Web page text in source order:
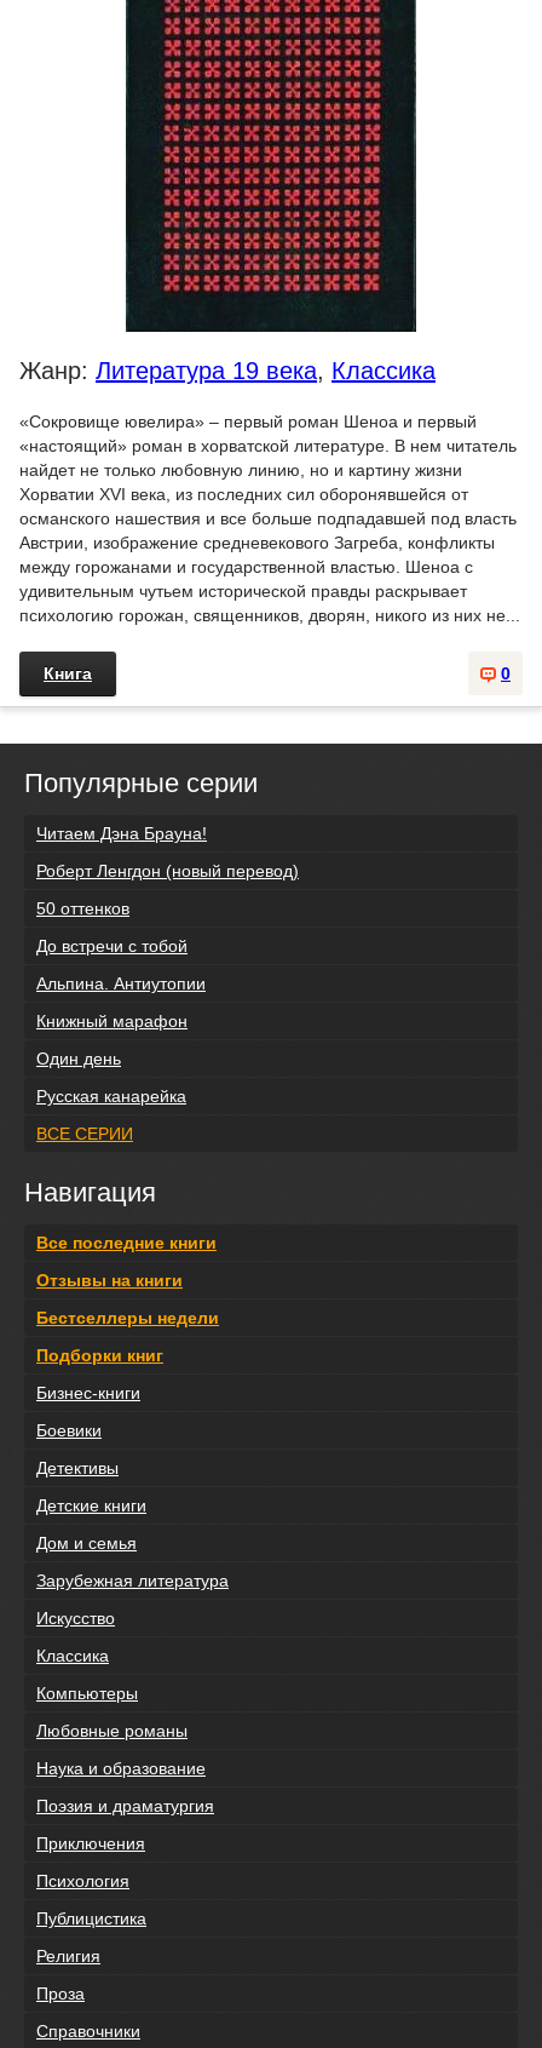
Жанр: Литература 19 века, Классика
«Сокровище ювелира» – первый роман Шеноа и первый
«настоящий» роман в хорватской литературе. В нем читатель
найдет не только любовную линию, но и картину жизни
Хорватии XVI века, из последних сил оборонявшейся от
османского нашествия и все больше подпадавшей под власть
Австрии, изображение средневекового Загреба, конфликты
между горожанами и государственной властью. Шеноа с
удивительным чутьем исторической правды раскрывает
психологию горожан, священников, дворян, никого из них не...
0
Книга
Популярные серии
Читаем Дэна Брауна!
Роберт Ленгдон (новый перевод)
50 оттенков
До встречи с тобой
Альпина. Антиутопии
Книжный марафон
Один день
Русская канарейка
ВСЕ СЕРИИ
Навигация
Все последние книги
Отзывы на книги
Бестселлеры недели
Подборки книг
Бизнес-книги
Боевики
Детективы
Детские книги
Дом и семья
Зарубежная литература
Искусство
Классика
Компьютеры
Любовные романы
Наука и образование
Поэзия и драматургия
Приключения
Психология
Публицистика
Религия
Проза
Справочники